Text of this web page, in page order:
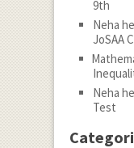
9th
Neha
JoSAA
Neha
Test